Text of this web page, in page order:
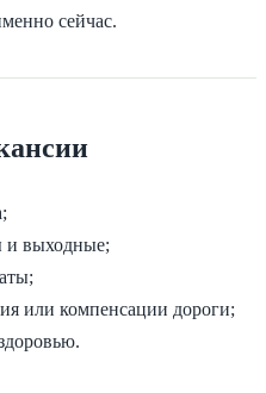
сейчас.
и выходные;
или компенсации дороги;